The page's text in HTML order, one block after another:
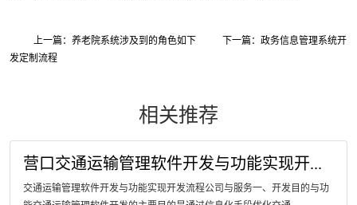
上一篇：养老院系统涉及到的角色如下
下一篇：政务信息管理系统开
发定制流程
相关推荐
营口交通运输管理软件开发与功能实现开...
交通运输管理软件开发与功能实现开发流程公司与服务一、开发目的与功